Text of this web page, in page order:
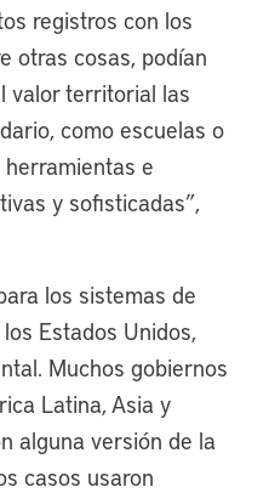
registros con los
otras cosas, podían
valor territorial las
como escuelas o
herramientas e
y sofisticadas”,
los sistemas de
Estados Unidos,
Muchos gobiernos
Latina, Asia y
alguna versión de la
casos usaron